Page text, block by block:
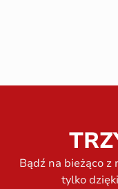
Bądź na bieżąco
tylko